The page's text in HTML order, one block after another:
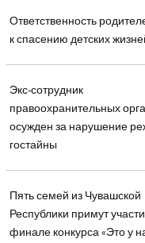
Ответственность
к спасению детских
Экс-сотрудник
правоохранительных
осужден за нарушение
гостайны
Пять семей из Чувашской
Республики примут
финале конкурса «Это у